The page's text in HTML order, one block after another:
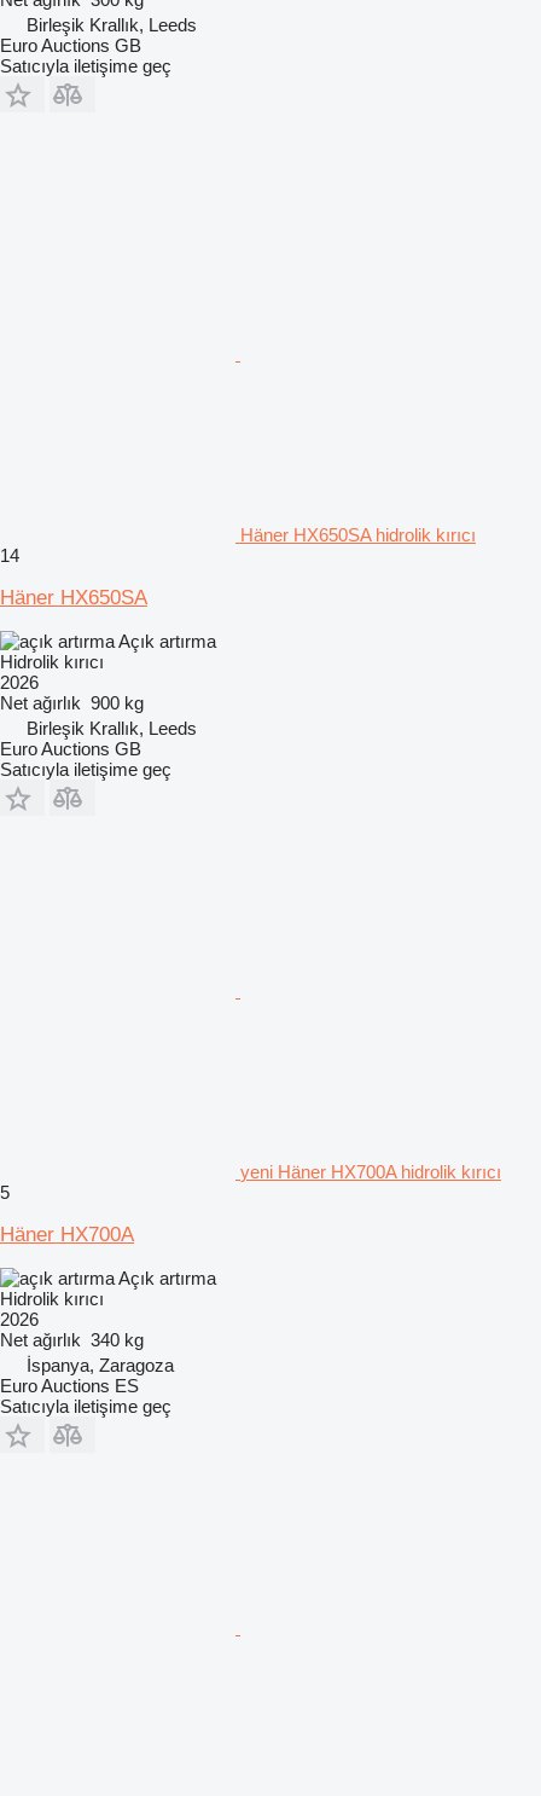
Birleşik Krallık, Leeds
Euro Auctions GB
Satıcıyla iletişime geç
Häner HX650SA hidrolik kırıcı
14
Häner HX650SA
Açık artırma
Hidrolik kırıcı
2026
Net ağırlık 900 kg
Birleşik Krallık, Leeds
Euro Auctions GB
Satıcıyla iletişime geç
yeni Häner HX700A hidrolik kırıcı
5
Häner HX700A
Açık artırma
Hidrolik kırıcı
2026
Net ağırlık 340 kg
İspanya, Zaragoza
Euro Auctions ES
Satıcıyla iletişime geç